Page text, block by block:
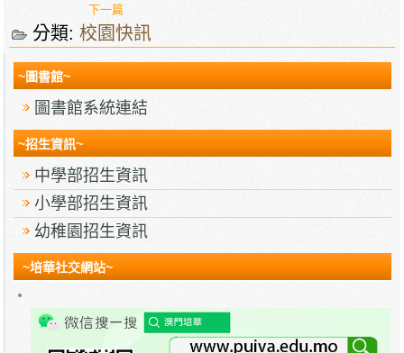
下一篇
分類:校園快訊
~圖書館~
圖書館系統連結
~招生資訊~
中學部招生資訊
小學部招生資訊
幼稚園招生資訊
~培華社交網站~